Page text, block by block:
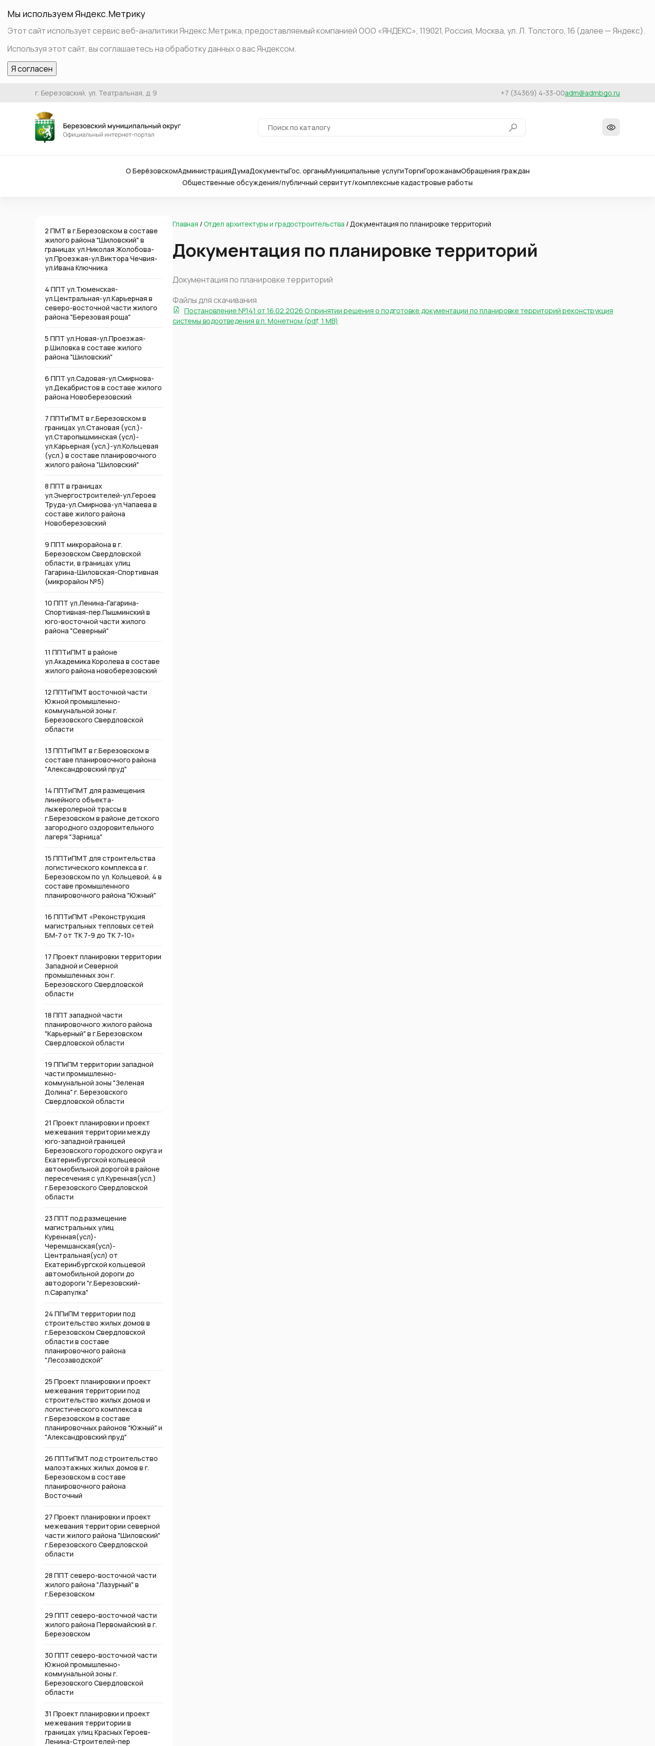
Мы используем Яндекс.Метрику
Этот сайт использует сервис веб-аналитики Яндекс.Метрика, предоставляемый компанией ООО «ЯНДЕКС», 119021, Россия, Москва, ул. Л. Толстого, 16 (далее — Яндекс).
Используя этот сайт, вы соглашаетесь на обработку данных о вас Яндексом.
Я согласен
г. Березовский, ул. Театральная, д. 9 +7 (34369) 4-33-00adm@admbgo.ru
О БерёзовскомАдминистрацияДумаДокументыГос. органыМуниципальные услугиТоргиГорожанамОбращения граждан
Общественные обсуждения/публичный сервитут/комплексные кадастровые работы
2 ПМТ в г.Березовском в составе
жилого района "Шиловский" в
границах ул.Николая Жолобова-
ул.Проезжая-ул.Виктора Чечвия-
ул.Ивана Ключника
4 ППТ ул.Тюменская-
ул.Центральная-ул.Карьерная в
северо-восточной части жилого
района "Березовая роща"
5 ППТ ул.Новая-ул.Проезжая-
р.Шиловка в составе жилого
района "Шиловский"
6 ППТ ул.Садовая-ул.Смирнова-
ул.Декабристов в составе жилого
района Новоберезовский
7 ППТиПМТ в г.Березовском в
границах ул.Становая (усл.)-
ул.Старопышминская (усл)-
ул.Карьерная (усл.)-ул.Кольцевая
(усл.) в составе планировочного
жилого района "Шиловский"
8 ППТ в границах
ул.Энергостроителей-ул.Героев
Труда-ул.Смирнова-ул.Чапаева в
составе жилого района
Новоберезовский
9 ППТ микрорайона в г.
Березовском Свердловской
области, в границах улиц
Гагарина-Шиловская-Спортивная
(микрорайон №5)
10 ППТ ул.Ленина-Гагарина-
Спортивная-пер.Пышминский в
юго-восточной части жилого
района "Северный"
11 ППТиПМТ в районе
ул.Академика Королева в составе
жилого района новоберезовский
12 ППТиПМТ восточной части
Южной промышленно-
коммунальной зоны г.
Березовского Свердловской
области
13 ППТиПМТ в г.Березовском в
составе планировочного района
"Александровский пруд"
14 ППТиПМТ для размещения
линейного объекта-
лыжеролерной трассы в
г.Березовском в районе детского
загородного оздоровительного
лагеря "Зарница"
15 ППТиПМТ для строительства
логистического комплекса в г.
Березовском по ул. Кольцевой, 4 в
составе промышленного
планировочного района "Южный"
16 ППТиПМТ «Реконструкция
магистральных тепловых сетей
БМ-7 от ТК 7-9 до ТК 7-10»
17 Проект планировки территории
Западной и Северной
промышленных зон г.
Березовского Свердловской
области
18 ППТ западной части
планировочного жилого района
"Карьерный" в г.Березовском
Свердловской области
19 ППиПМ территории западной
части промышленно-
коммунальной зоны "Зеленая
Долина" г. Березовского
Свердловской области
21 Проект планировки и проект
межевания территории между
юго-западной границей
Березовского городского округа и
Екатеринбургской кольцевой
автомобильной дорогой в районе
пересечения с ул.Куренная(усл.)
г.Березовского Свердловской
области
23 ППТ под размещение
магистральных улиц
Куренная(усл)-
Черемшанская(усл)-
Центральная(усл) от
Екатеринбургской кольцевой
автомобильной дороги до
автодороги "г.Березовский-
п.Сарапулка"
24 ППиПМ территории под
строительство жилых домов в
г.Березовском Свердловской
области в составе
планировочного района
"Лесозаводской"
25 Проект планировки и проект
межевания территории под
строительство жилых домов и
логистического комплекса в
г.Березовском в составе
планировочных районов "Южный" и
"Александровский пруд"
26 ППТиПМТ под строительство
малоэтажных жилых домов в г.
Березовском в составе
планировочного района
Восточный
27 Проект планировки и проект
межевания территории северной
части жилого района "Шиловский"
г.Березовского Свердловской
области
28 ППТ северо-восточной части
жилого района "Лазурный" в
г.Березовском
29 ППТ северо-восточной части
жилого района Первомайский в г.
Березовском
30 ППТ северо-восточной части
Южной промышленно-
коммунальной зоны г.
Березовского Свердловской
области
31 Проект планировки и проект
межевания территории в
границах улиц Красных Героев-
Ленина-Строителей-пер
Главная /Отдел архитектуры и градостроительства / Документация по планировке территорий
Документация по планировке территорий
Документация по планировке территорий
Файлы для скачивания
Постановление №141 от 16.02.2026 О принятии решения о подготовке документации по планировке территорий реконструкция
системы водоотведения в п. Монетном (pdf, 1 MB)